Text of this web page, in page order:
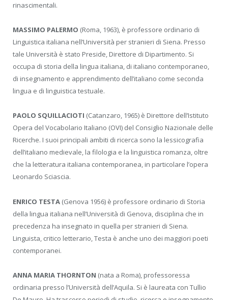
rinascimentali.
MASSIMO PALERMO (Roma, 1963), è professore ordinario di
Linguistica italiana nell’Università per stranieri di Siena. Presso
tale Università è stato Preside, Direttore di Dipartimento. Si
occupa di storia della lingua italiana, di italiano contemporaneo,
di insegnamento e apprendimento dell’italiano come seconda
lingua e di linguistica testuale.
PAOLO SQUILLACIOTI (Catanzaro, 1965) è Direttore dell’Istituto
Opera del Vocabolario Italiano (OVI) del Consiglio Nazionale delle
Ricerche. I suoi principali ambiti di ricerca sono la lessicografia
dell’italiano medievale, la filologia e la linguistica romanza, oltre
che la letteratura italiana contemporanea, in particolare l’opera
Leonardo Sciascia.
ENRICO TESTA (Genova 1956) è professore ordinario di Storia
della lingua italiana nell’Università di Genova, disciplina che in
precedenza ha insegnato in quella per stranieri di Siena.
Linguista, critico letterario, Testa è anche uno dei maggiori poeti
contemporanei.
ANNA MARIA THORNTON (nata a Roma), professoressa
ordinaria presso l’Università dell’Aquila. Si è laureata con Tullio